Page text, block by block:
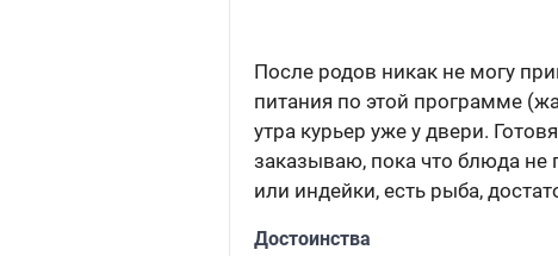
После родов никак не могу
питания по этой программе
утра курьер уже у двери.
заказываю, пока что блюда не
или индейки, есть рыба,
Достоинства